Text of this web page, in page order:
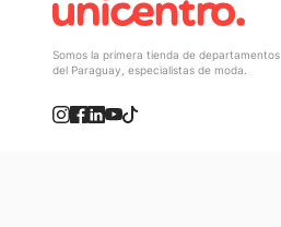
Somos la primera tienda de departamentos
del Paraguay, especialistas de moda.